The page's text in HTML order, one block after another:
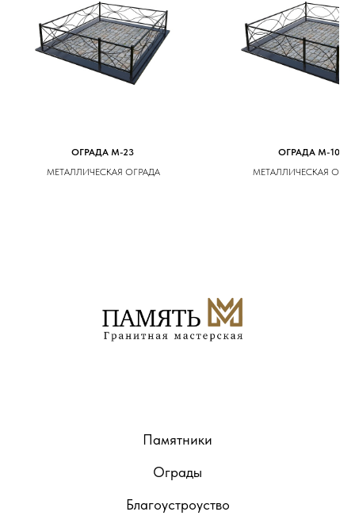
ОГРАДА M-23
МЕТАЛЛИЧЕСКАЯ ОГРАДА
ОГРАДА M-10
МЕТАЛЛИЧЕСКАЯ
Памятники
Ограды
Благоустроуство